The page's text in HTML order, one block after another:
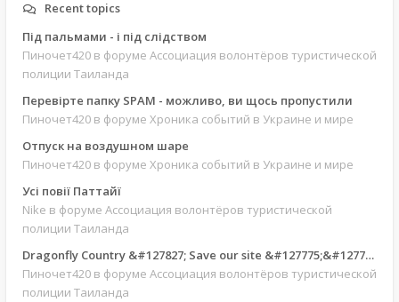
Recent topics
Під пальмами - і під слідством
Пиночет420 в форуме Ассоциация волонтёров туристической
полиции Таиланда
Перевірте папку SPAM - можливо, ви щось пропустили
Пиночет420 в форуме Хроника событий в Украине и мире
Отпуск на воздушном шаре
Пиночет420 в форуме Хроника событий в Украине и мире
Усі повії Паттайї
Nike в форуме Ассоциация волонтёров туристической
полиции Таиланда
Dragonfly Country &#127827; Save our site &#127775;&#127769;
Пиночет420 в форуме Ассоциация волонтёров туристической
полиции Таиланда